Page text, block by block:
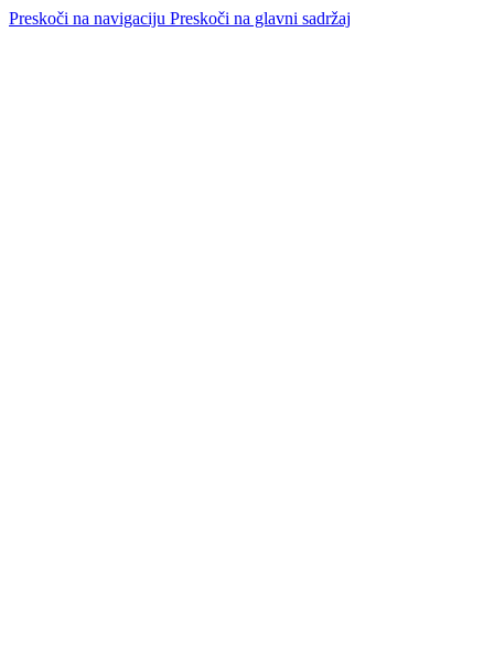
Preskoči na navigaciju Preskoči na glavni sadržaj